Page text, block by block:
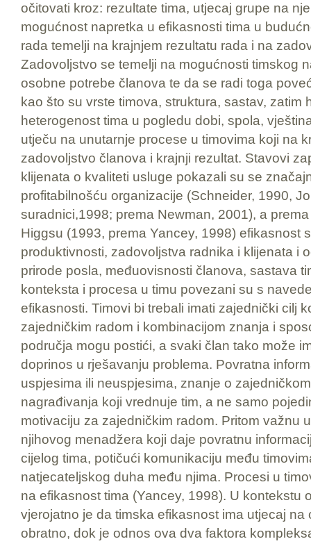
očitovati kroz: rezultate tima, utjecaj grupe na
mogućnost napretka u efikasnosti tima u
rada temelji na krajnjem rezultatu rada i na
Zadovoljstvo se temelji na mogućnosti timskog
osobne potrebe članova te da se radi toga
kao što su vrste timova, struktura, sastav, zatim
heterogenost tima u pogledu dobi, spola,
utječu na unutarnje procese u timovima koji na
zadovoljstvo članova i krajnji rezultat. Stavovi
klijenata o kvaliteti usluge pokazali su se
profitabilnošću organizacije (Schneider, 1990,
suradnici,1998; prema Newman, 2001), a
Higgsu (1993, prema Yancey, 1998) efikasnost
produktivnosti, zadovoljstva radnika i klijenata i
prirode posla, međuovisnosti članova, sastava
konteksta i procesa u timu povezani su s
efikasnosti. Timovi bi trebali imati zajednički cilj
zajedničkim radom i kombinacijom znanja i
područja mogu postići, a svaki član tako može
doprinos u rješavanju problema. Povratna
uspjesima ili neuspjesima, znanje o
nagrađivanja koji vrednuje tim, a ne samo
motivaciju za zajedničkim radom. Pritom važnu
njihovog menadžera koji daje povratnu
cijelog tima, potičući komunikaciju među
natjecateljskog duha među njima. Procesi u
na efikasnost tima (Yancey, 1998). U kontekstu
vjerojatno je da timska efikasnost ima utjecaj na
obratno, dok je odnos ova dva faktora